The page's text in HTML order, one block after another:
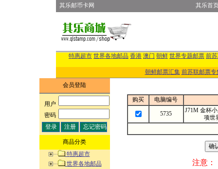
其乐邮币卡网 其乐首
特惠超市 世界各地邮品 香港 澳门 朝鲜 世界专题邮票 前
朝鲜邮票汇集 前苏联邮票专
会员登陆
用户:
密码:
商品分类
特惠超市
世界各地邮品
购买 电脑编号
5735
J71M 金杯
项世
注意：